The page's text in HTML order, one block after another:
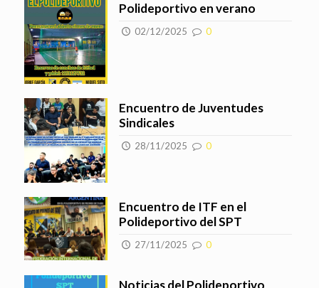
Polideportivo en verano
02/12/2025 0
Encuentro de Juventudes
Sindicales
28/11/2025 0
Encuentro de ITF en el
Polideportivo del SPT
27/11/2025 0
Noticias del Polideportivo